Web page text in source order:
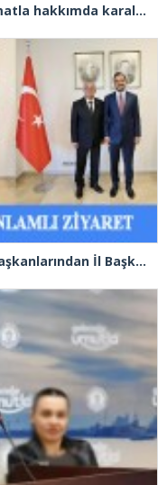
Şadi Yazıcı, “Silivri’den alınan talimatla hakkımda karalama kampanyası yürütülüyor”
AK Parti’ye katılan ilçe belediye başkanlarından İl Başkanı Özdemir’e ziyaret